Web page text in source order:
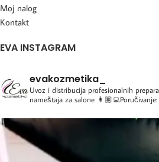
Moj nalog
Kontakt
EVA INSTAGRAM
evakozmetika_
Uvoz i distribucija profesionalnih
nameštaja za salone